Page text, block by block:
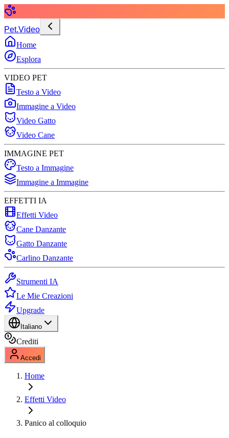
Pet.Video
Home
Esplora
VIDEO PET
Testo a Video
Immagine a Video
Video Gatto
Video Cane
IMMAGINE PET
Testo a Immagine
Immagine a Immagine
EFFETTI IA
Effetti Video
Cane Danzante
Gatto Danzante
Carlino Danzante
Strumenti IA
Le Mie Creazioni
Upgrade
Italiano
Crediti
Accedi
Home
Effetti Video
Panico al colloquio